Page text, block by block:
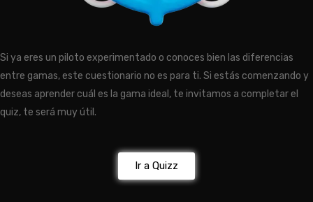
Si ya eres un piloto experimentado o conoces bien las diferencias
entre gamas, este cuestionario no es para ti. Si estás comenzando y
deseas aprender cuál es la gama ideal, te invitamos a completar el
quiz, te será muy útil.
Ir a Quizz